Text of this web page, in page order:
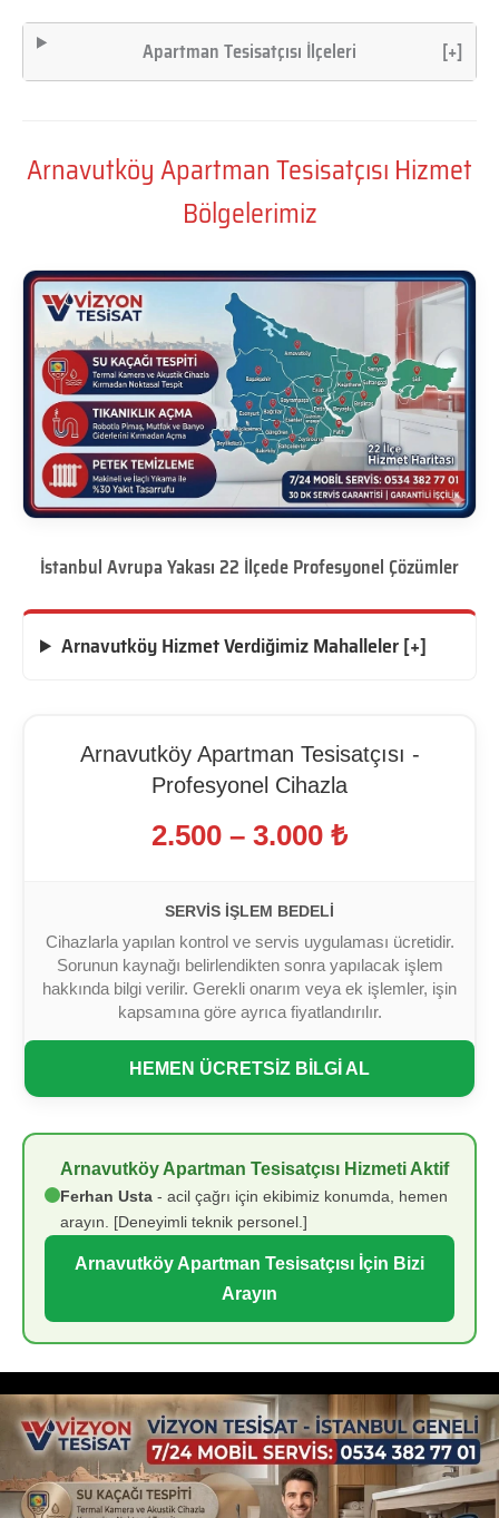
Apartman Tesisatçısı İlçeleri [+]
Arnavutköy Apartman Tesisatçısı Hizmet
Bölgelerimiz
İstanbul Avrupa Yakası 22 İlçede Profesyonel Çözümler
Arnavutköy Hizmet Verdiğimiz Mahalleler [+]
Arnavutköy Apartman Tesisatçısı -
Profesyonel Cihazla
2.500 – 3.000 ₺
SERVIS İŞLEM BEDELI
Cihazlarla yapılan kontrol ve servis uygulaması ücretidir.
Sorunun kaynağı belirlendikten sonra yapılacak işlem
hakkında bilgi verilir. Gerekli onarım veya ek işlemler, işin
kapsamına göre ayrıca fiyatlandırılır.
HEMEN ÜCRETSİZ BİLGİ AL
Arnavutköy Apartman Tesisatçısı Hizmeti Aktif
Ferhan Usta - acil çağrı için ekibimiz konumda, hemen
arayın. [Deneyimli teknik personel.]
Arnavutköy Apartman Tesisatçısı İçin Bizi
Arayın